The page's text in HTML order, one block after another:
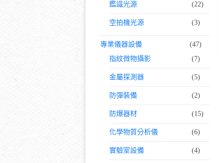
鑑識光源 (22)
空拍機光源 (3)
專業儀器設備
(47)
指紋微物攝影
(7)
金屬探測器 (5)
防彈裝備 (2)
防爆器材 (15)
化學物質分析儀 (6)
實驗室設備 (4)